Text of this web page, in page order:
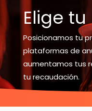
Elige
Posicionamos tu
plataformas de
aumentamos tus
tu recaudación.